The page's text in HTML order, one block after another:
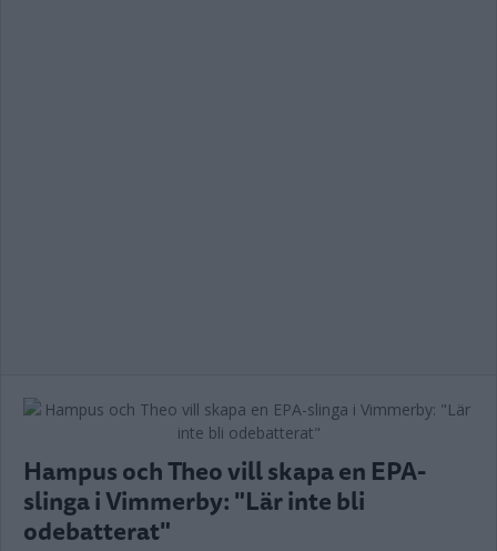
Hampus och Theo vill skapa en EPA-
slinga i Vimmerby: "Lär inte bli
odebatterat"